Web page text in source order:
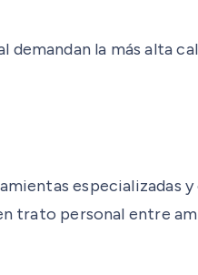
la más alta
especializadas
trato personal entre